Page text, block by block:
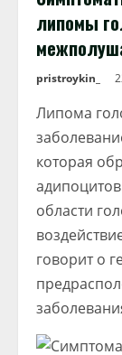
липомы
pristroykin_
Липома
которая
области
говорит о